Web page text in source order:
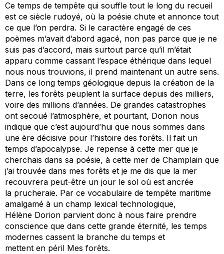
Ce temps de tempête qui souffle tout le long du recueil
est ce siècle rudoyé, où la poésie chute et annonce tout
ce que l’on perdra. Si le caractère engagé de ces
poèmes m’avait d’abord agacé, non pas parce que je ne
suis pas d’accord, mais surtout parce qu’il m’était
apparu comme cassant l’espace éthérique dans lequel
nous nous trouvions, il prend maintenant un autre sens.
Dans ce long temps géologique depuis la création de la
terre, les forêts peuplent la surface depuis des milliers,
voire des millions d’années. De grandes catastrophes
ont secoué l’atmosphère, et pourtant, Dorion nous
indique que c’est aujourd’hui que nous sommes dans
une ère décisive pour l’histoire des forêts. Il fait un
temps d’apocalypse. Je repense à cette mer que je
cherchais dans sa poésie, à cette mer de Champlain que
j’ai trouvée dans mes forêts et je me dis que la mer
recouvrera peut-être un jour le sol où est ancrée
la prucheraie. Par ce vocabulaire de tempête maritime
amalgamé à un champ lexical technologique,
Hélène Dorion parvient donc à nous faire prendre
conscience que dans cette grande éternité, les temps
modernes cassent la branche du temps et
mettent en péril Mes forêts.